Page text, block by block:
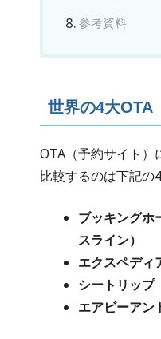
参考資料
世界の4大OTA
OTA（予約サイト）
比較するのは下記の4
ブッキングホ
スライン）
エクスペディ
シートリップ
エアビーアン